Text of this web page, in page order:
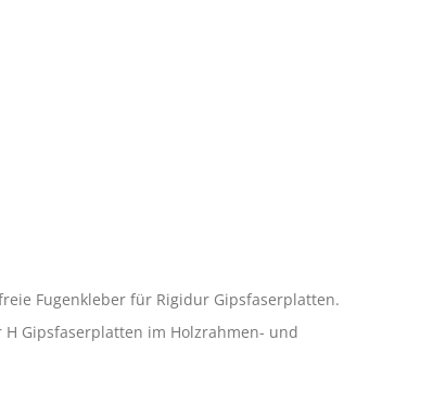
Fugenkleber für Rigidur Gipsfaserplatten.
Gipsfaserplatten im Holzrahmen- und